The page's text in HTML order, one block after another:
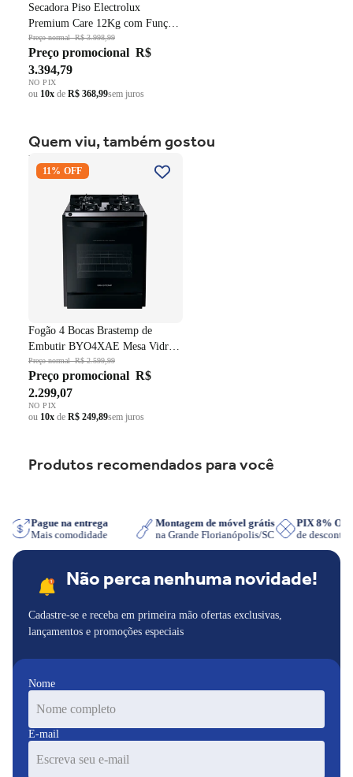
Secadora Piso Electrolux
Premium Care 12Kg com Função
AutoSense SFP12 Branco 220V
Preço normalR$ 3.998,99
Preço promocional R$
3.394,79
NO PIX
ou 10x de R$ 368,99sem juros
Quem viu, também gostou
Fogão 4 Bocas Brastemp de
Embutir BYO4XAE Mesa
Fundido Dupla Chama Preto
11% OFF
Fogão 4 Bocas Brastemp de
Embutir BYO4XAE Mesa Vidro
Grade em Ferro Fundido Dupla
Chama Preto Bivolt
Preço normalR$ 2.599,99
Preço promocional R$
2.299,07
NO PIX
ou 10x de R$ 249,89sem juros
Produtos recomendados para você
Pague na entrega
Mais comodidade
Montagem de móvel grátis
na Grande Florianópolis/SC
PIX 8%
de desconto
Não perca nenhuma novidade!
Cadastre-se e receba em primeira mão ofertas exclusivas,
lançamentos e promoções especiais
Nome
E-mail